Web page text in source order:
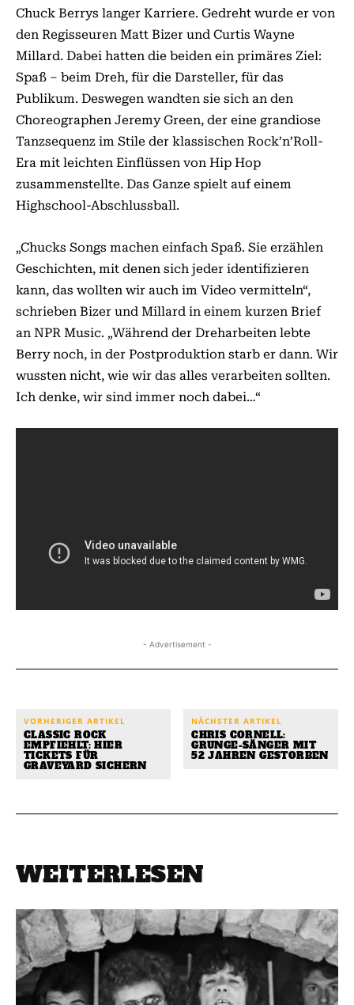
Chuck Berrys langer Karriere. Gedreht wurde er von
den Regisseuren Matt Bizer und Curtis Wayne
Millard. Dabei hatten die beiden ein primäres Ziel:
Spaß – beim Dreh, für die Darsteller, für das
Publikum. Deswegen wandten sie sich an den
Choreographen Jeremy Green, der eine grandiose
Tanzsequenz im Stile der klassischen Rock’n’Roll-
Era mit leichten Einflüssen von Hip Hop
zusammenstellte. Das Ganze spielt auf einem
Highschool-Abschlussball.
„Chucks Songs machen einfach Spaß. Sie erzählen
Geschichten, mit denen sich jeder identifizieren
kann, das wollten wir auch im Video vermitteln“,
schrieben Bizer und Millard in einem kurzen Brief
an NPR Music. „Während der Dreharbeiten lebte
Berry noch, in der Postproduktion starb er dann. Wir
wussten nicht, wie wir das alles verarbeiten sollten.
Ich denke, wir sind immer noch dabei…“
- Advertisement -
VORHERIGER ARTIKEL
CLASSIC ROCK
EMPFIEHLT: HIER
TICKETS FÜR
GRAVEYARD SICHERN
NÄCHSTER ARTIKEL
CHRIS CORNELL:
GRUNGE-SÄNGER MIT
52 JAHREN GESTORBEN
WEITERLESEN